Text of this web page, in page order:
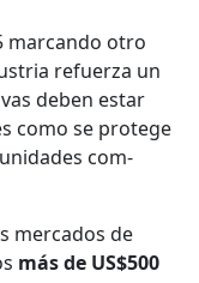
mar­can­do otro
refuerza un
deben estar
como se pro­tege
com­
mer­ca­dos de
más de US$500